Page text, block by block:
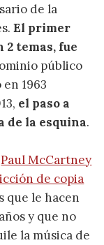
de la
El primer
2 temas, fue
público
1963
el paso a
de la esquina.
Paul McCartney
de copia
que le hacen
y que no
la música de